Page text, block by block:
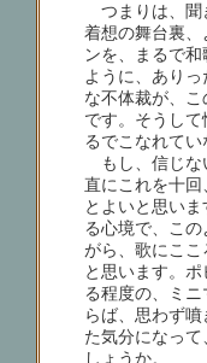
つまりは、聞
着想の舞台裏
ンを、まるで
ように、あり
な不体裁が、
です。そうし
るでこなれてい
もし、信じな
直にこれを十
とよいと思い
る心境で、こ
がら、歌にこ
と思います。
る程度の、ミ
らば、思わず
た気分になっ
しょうか。